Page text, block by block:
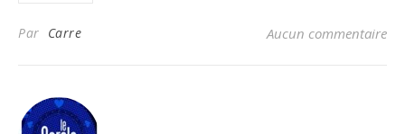
Par Carre Aucun commentaire